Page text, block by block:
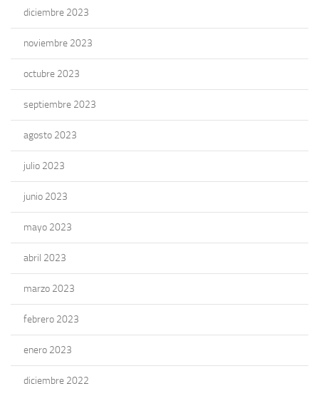
diciembre 2023
noviembre 2023
octubre 2023
septiembre 2023
agosto 2023
julio 2023
junio 2023
mayo 2023
abril 2023
marzo 2023
febrero 2023
enero 2023
diciembre 2022